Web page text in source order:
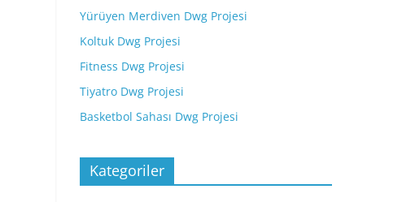
Yürüyen Merdiven Dwg Projesi
Koltuk Dwg Projesi
Fitness Dwg Projesi
Tiyatro Dwg Projesi
Basketbol Sahası Dwg Projesi
Kategoriler